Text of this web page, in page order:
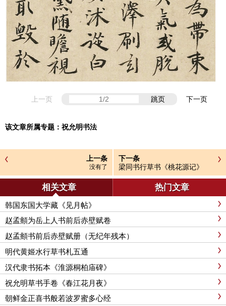
上一页 跳页 下一页
该文章所属专题： 祝允明书法
上一条
没有了
下一条
梁同书行草书《桃花源记》
相关文章 热门文章
韩国东国大学藏《见月帖》
赵孟頫为岳上人书前后赤壁赋卷
赵孟頫书前后赤壁赋册（无纪年残本）
明代黄姬水行草书札五通
汉代隶书拓本《淮源桐柏庙碑》
祝允明草书手卷《春江花月夜》
朝鲜金正喜书般若波罗蜜多心经